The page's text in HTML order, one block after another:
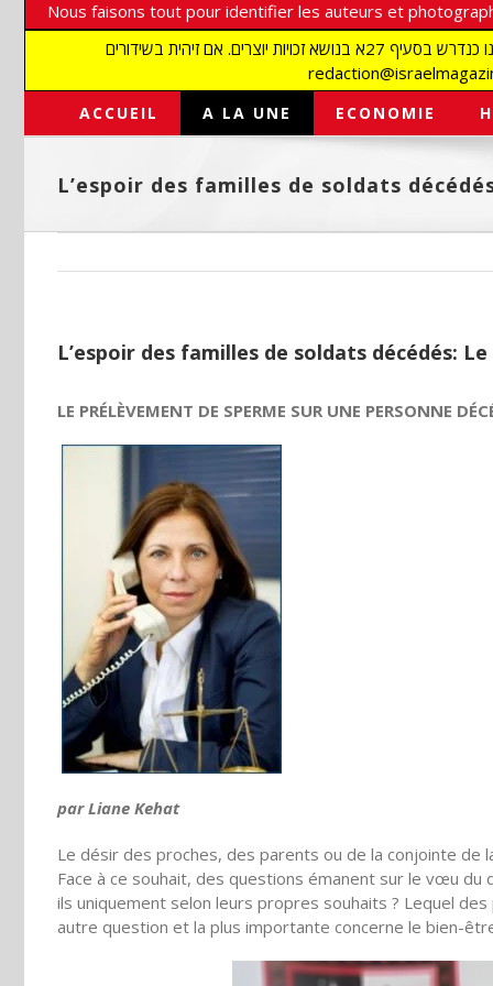
Nous faisons tout pour identifier les auteurs et
אנו עושים הכל כדי לזהות סופרים וצלמים על מנת לכבד את זכויותיהם. אנו מכבדים זכויות יוצרים ושואפים לאתר את בעלי הזכויות בתמונות המגיעות אלינו כנדרש בסעיף 27א בנושא זכויות יוצרים. אם זיהית בשידורים
ACCUEIL A LA UNE ECONOMIE
L’espoir des familles de soldats
L’espoir des familles de soldats décédés:
LE PRÉLÈVEMENT DE SPERME SUR UNE PERSONNE
par Liane Kehat
Le désir des proches, des parents ou de la conjointe de
Face à ce souhait, des questions émanent sur le vœu
ils uniquement selon leurs propres souhaits ? Lequel
autre question et la plus importante concerne le bien-